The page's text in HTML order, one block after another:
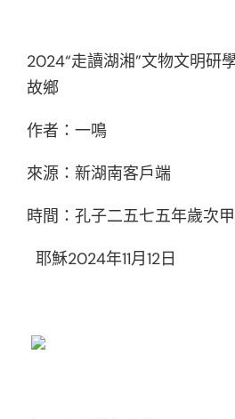
2024“走讀湖湘”文物文明研
故鄉
作者：一鳴
來源：新湖南客戶端
時間：孔子二五七五年歲次
耶穌2024年11月12日